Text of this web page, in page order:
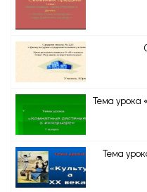
Тема урока
Тема